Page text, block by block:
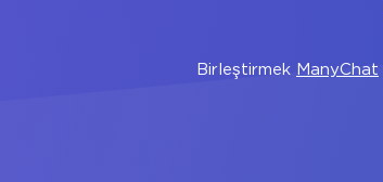
Birleştirmek ManyChat